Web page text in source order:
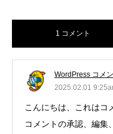
1 コメント
WordPress コメ
2025.02.01
こんにちは、これはコ
コメントの承認、編集